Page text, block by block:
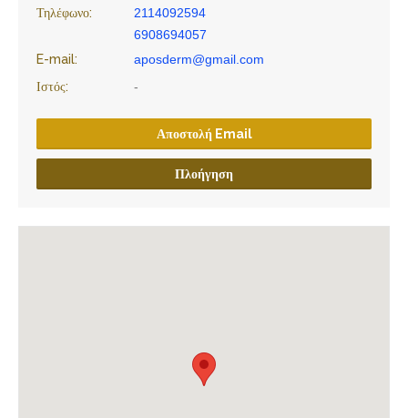
Τηλέφωνο:
2114092594
6908694057
E-mail:
aposderm@gmail.com
Ιστός:
-
Αποστολή Email
Πλοήγηση